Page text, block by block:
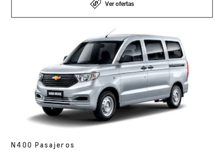
Ver ofertas
N400 Pasajeros